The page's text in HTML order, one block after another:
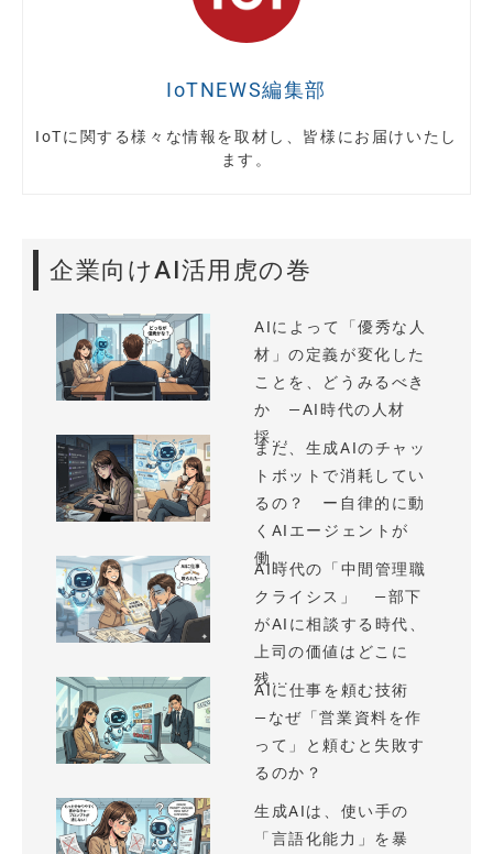
IoTNEWS編集部
IoTに関する様々な情報を取材し、皆様にお届けいたし
ます。
企業向けAI活用虎の巻
AIによって「優秀な人
材」の定義が変化した
ことを、どうみるべき
か —AI時代の人材
採...
まだ、生成AIのチャッ
トボットで消耗してい
るの？ ー自律的に動
くAIエージェントが
働...
AI時代の「中間管理職
クライシス」 —部下
がAIに相談する時代、
上司の価値はどこに
残...
AIに仕事を頼む技術
—なぜ「営業資料を作
って」と頼むと失敗す
るのか？
生成AIは、使い手の
「言語化能力」を暴